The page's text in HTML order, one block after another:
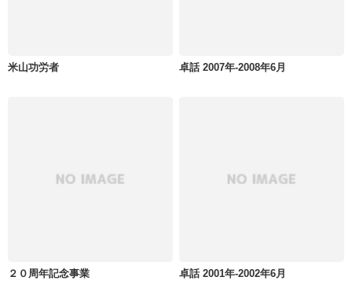
米山功労者 卓話 2007年-2008年6月
２０周年記念事業 卓話 2001年-2002年6月